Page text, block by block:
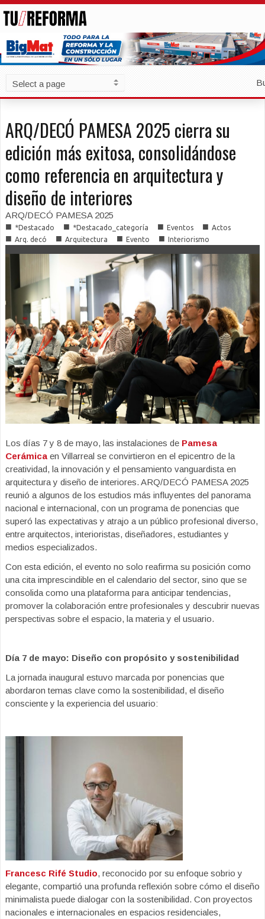
ARQ/DECÓ PAMESA 2025 cierra su
edición más exitosa, consolidándose
como referencia en arquitectura y
diseño de interiores
ARQ/DECÓ PAMESA 2025
■ *Destacado ■ *Destacado_categoría ■ Eventos ■ Actos
■ Arq. decó ■ Arquitectura ■ Evento ■ Interiorismo
Los días 7 y 8 de mayo, las instalaciones de Pamesa
Cerámica en Villarreal se convirtieron en el epicentro de la
creatividad, la innovación y el pensamiento vanguardista en
arquitectura y diseño de interiores. ARQ/DECÓ PAMESA 2025
reunió a algunos de los estudios más influyentes del panorama
nacional e internacional, con un programa de ponencias que
superó las expectativas y atrajo a un público profesional diverso,
entre arquitectos, interioristas, diseñadores, estudiantes y
medios especializados.
Con esta edición, el evento no solo reafirma su posición como
una cita imprescindible en el calendario del sector, sino que se
consolida como una plataforma para anticipar tendencias,
promover la colaboración entre profesionales y descubrir nuevas
perspectivas sobre el espacio, la materia y el usuario.
Día 7 de mayo: Diseño con propósito y sostenibilidad
La jornada inaugural estuvo marcada por ponencias que
abordaron temas clave como la sostenibilidad, el diseño
consciente y la experiencia del usuario:
Francesc Rifé Studio, reconocido por su enfoque sobrio y
elegante, compartió una profunda reflexión sobre cómo el diseño
minimalista puede dialogar con la sostenibilidad. Con proyectos
nacionales e internacionales en espacios residenciales,